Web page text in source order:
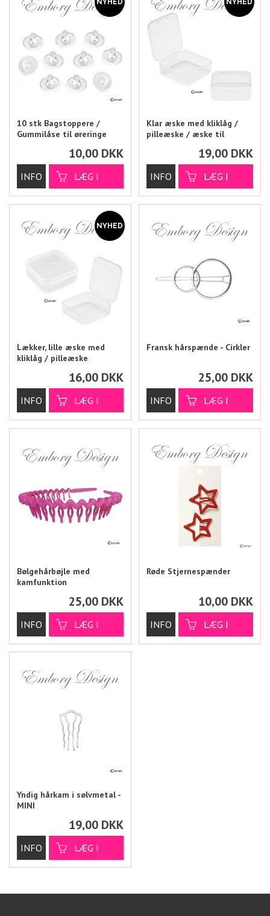
10 stk Bagstoppere /
Gummilåse til øreringe
10,00 DKK
Klar æske med kliklåg /
pilleæske / æske til
19,00 DKK
Lækker, lille æske med
kliklåg / pilleæske
16,00 DKK
Fransk hårspænde - Cirkler
25,00 DKK
Bølgehårbøjle med
kamfunktion
25,00 DKK
Røde Stjernespænder
10,00 DKK
Yndig hårkam i sølvmetal -
MINI
19,00 DKK